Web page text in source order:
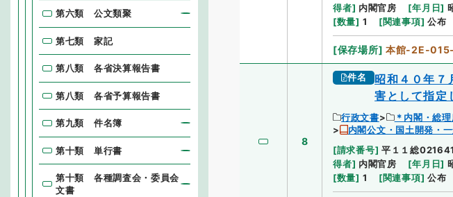
得者] 内閣官房 [年月日]
[数量] 1 [関連事項] 公布
[保存場所] 本館-2E-
8
件名
昭和４０年７
害として指定
行政文書 ＊内閣・総理
内閣公文・国土開発・
[請求番号] 平１１総
得者] 内閣官房 [年月日]
[数量] 1 [関連事項] 公布
第六類 公文類聚
第七類 家記
第八類 各省決算報告書
第八類 各省予算報告書
第九類 件名簿
第十類 単行書
第十類 各種調査会・委員会
文書